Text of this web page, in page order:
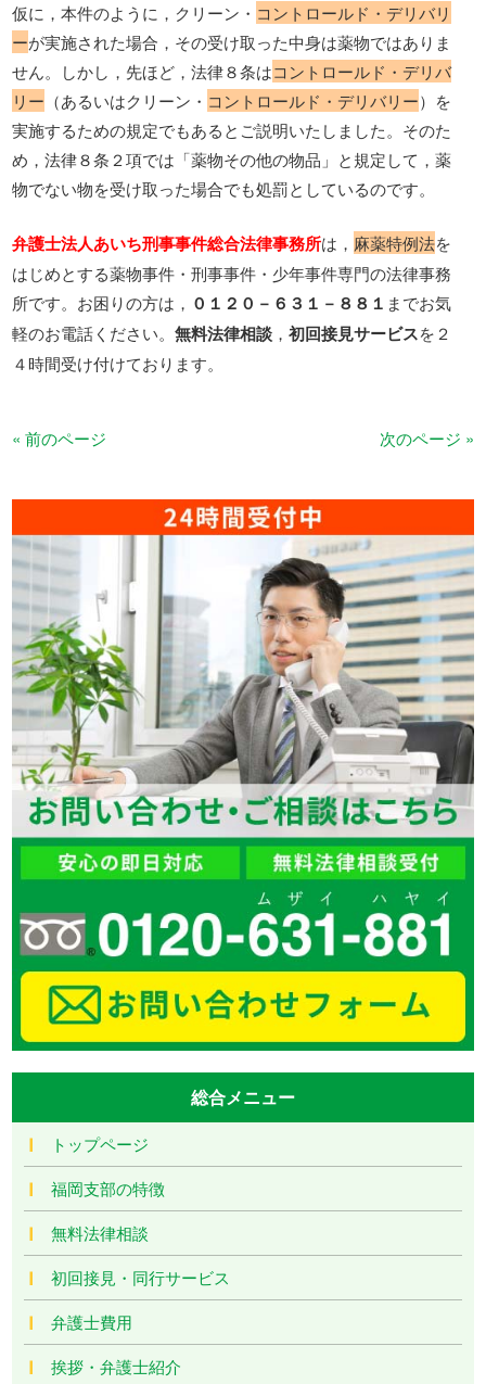
仮に，本件のように，クリーン・ コントロールド・デリバリ
ーが実施された場合，その受け取った中身は薬物ではありま
せん。しかし，先ほど，法律８条はコントロールド・デリバ
リー （あるいはクリーン・ コントロールド・デリバリー）を
実施するための規定でもあるとご説明いたしました。そのた
め，法律８条２項では「薬物その他の物品」と規定して，薬
物でない物を受け取った場合でも処罰としているのです。
弁護士法人あいち刑事事件総合法律事務所は， 麻薬特例法を
はじめとする薬物事件・刑事事件・少年事件専門の法律事務
所です。お困りの方は， ０１２０－６３１－８８１ までお気
軽のお電話ください。無料法律相談 ，初回接見サービスを２
４時間受け付けております。
« 前のページ 次のページ »
総合メニュー
トップページ
福岡支部の特徴
無料法律相談
初回接見・同行サービス
弁護士費用
挨拶・弁護士紹介